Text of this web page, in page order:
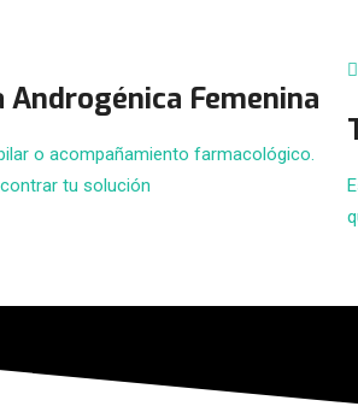
Androgénica Femenina
o acompañamiento farmacológico.
tu solución